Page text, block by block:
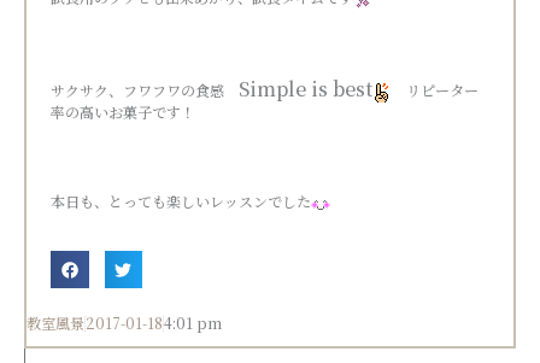
サクサク、フワフワの食感 Simple is best
リピーター
率の高いお菓子です！
本日も、とっても楽しいレッスンでした
教室風景2017-01-184:01 pm